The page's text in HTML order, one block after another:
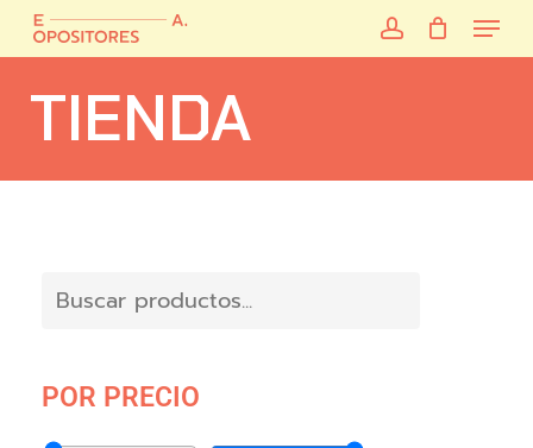
Skip
content
TIENDA
POR PRECIO